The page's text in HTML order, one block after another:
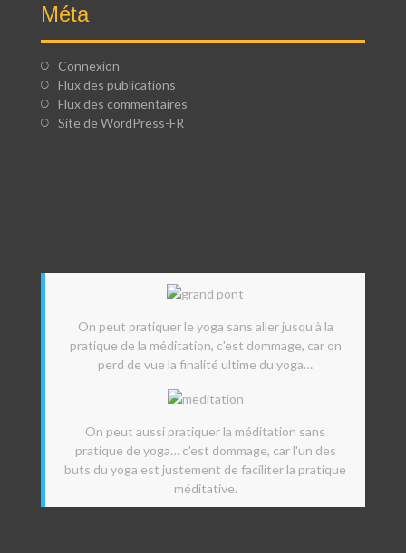
Méta
Connexion
Flux des publications
Flux des commentaires
Site de WordPress-FR
On peut pratiquer le yoga sans aller jusqu'à la
pratique de la méditation, c'est dommage, car on
perd de vue la finalité ultime du yoga…
On peut aussi pratiquer la méditation sans
pratique de yoga… c'est dommage, car l'un des
buts du yoga est justement de faciliter la pratique
méditative.